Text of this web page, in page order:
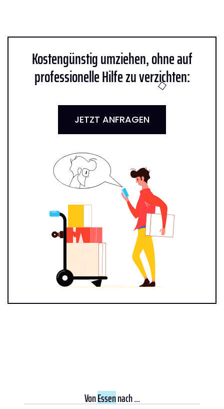
Kostengünstig umziehen, ohne auf
professionelle Hilfe zu verzichten:
JETZT ANFRAGEN
VonEssennach ...